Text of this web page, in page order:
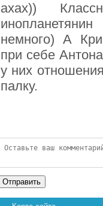
ахах))
немного) А
при себе
у них
палку.
Отправить